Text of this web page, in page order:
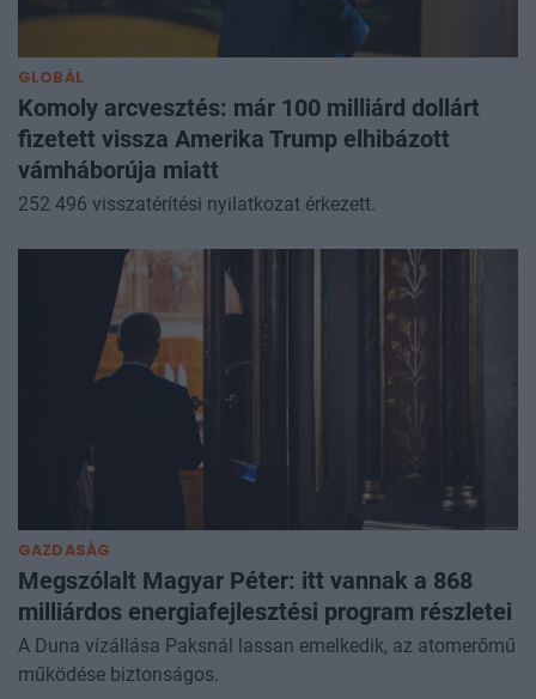
GLOBÁL
Komoly arcvesztés: már 100 milliárd dollárt
fizetett vissza Amerika Trump elhibázott
vámháborúja miatt
252 496 visszatérítési nyilatkozat érkezett.
GAZDASÁG
Megszólalt Magyar Péter: itt vannak a 868
milliárdos energiafejlesztési program részletei
A Duna vízállása Paksnál lassan emelkedik, az atomerőmű
működése biztonságos.